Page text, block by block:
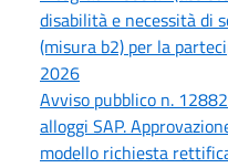
disabilità e necessità di
(misura b2) per la
2026
Avviso pubblico n.
alloggi SAP.
modello richiesta